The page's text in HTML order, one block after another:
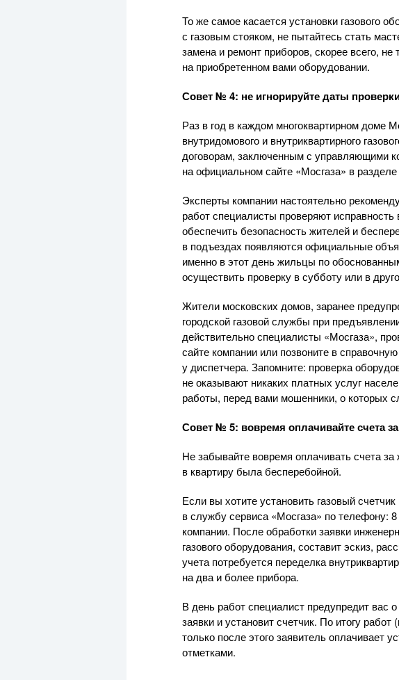
То же самое касается установки газового
с газовым стояком, не пытайтесь стать
замена и ремонт приборов, скорее всего, не
на приобретенном вами оборудовании.
Совет № 4: не игнорируйте даты
Раз в год в каждом многоквартирном доме
внутридомового и внутриквартирного
договорам, заключенным с управляющими
на официальном сайте «Мосгаза» в
Эксперты компании настоятельно
работ специалисты проверяют
обеспечить безопасность жителей и
в подъездах появляются официальные
именно в этот день жильцы по
осуществить проверку в субботу или в
Жители московских домов, заранее
городской газовой службы при
действительно специалисты «Мосгаза»,
сайте компании или позвоните в
у диспетчера. Запомните: проверка
не оказывают никаких платных услуг
работы, перед вами мошенники, о которых
Совет № 5: вовремя оплачивайте счета за
Не забывайте вовремя оплачивать счета за
в квартиру была бесперебойной.
Если вы хотите установить газовый
в службу сервиса «Мосгаза» по телефону:
компании. После обработки заявки
газового оборудования, составит эскиз,
учета потребуется переделка
на два и более прибора.
В день работ специалист предупредит вас
заявки и установит счетчик. По итогу
только после этого заявитель оплачивает
отметками.